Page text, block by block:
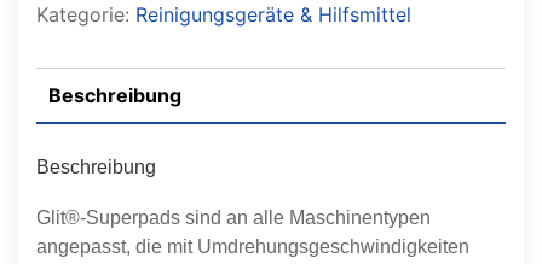
Kategorie: Reinigungsgeräte & Hilfsmittel
Beschreibung
Beschreibung
Glit®-Superpads sind an alle Maschinentypen
angepasst, die mit Umdrehungsgeschwindigkeiten